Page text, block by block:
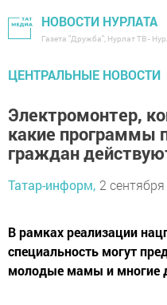
НОВОСТИ НУРЛАТА
Газета "Дружба", Нурлат ТВ -
ЦЕНТРАЛЬНЫЕ НОВОСТИ
Электромонтер,
какие программы
граждан
Татар-информ, 2
В рамках реализации
специальность могут
молодые мамы и многие